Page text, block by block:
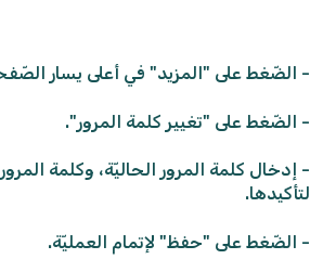
- الضّغط على "المزيد" في أعلى يسار
- الضّغط على "تغيير كلمة المرور".
- إدخال كلمة المرور الحاليّة، وكلمة
لتأكيدها.
- الضّغط على "حفظ" لإتمام العمليّة.